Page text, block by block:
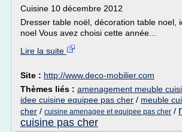
Cuisine 10 décembre 2012
Dresser table noël, décoration table noel,
noel Vous avez choisi cette année...
Lire la suite
Site : http://www.deco-mobilier.com
Thèmes liés : amenagement meuble
idee cuisine equipee pas cher / meuble
cher / cuisine amenagee et equipee pas cher /
cuisine pas cher